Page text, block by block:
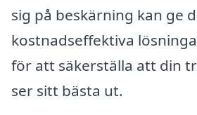
sig på beskärning kan ge
kostnadseffektiva
för att säkerställa att din
ser sitt bästa ut.